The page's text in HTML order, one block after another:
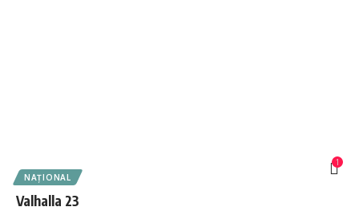
1
NAȚIONAL
Valhalla 23